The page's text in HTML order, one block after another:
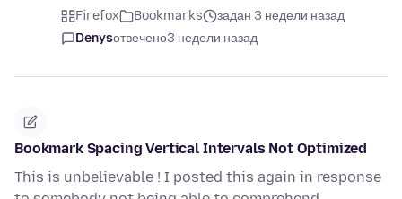
Firefox Bookmarks
задан 3 недели назад
Denysотвечено3 недели назад
Bookmark Spacing Vertical Intervals Not Optimized
This is unbelievable ! I posted this again in response